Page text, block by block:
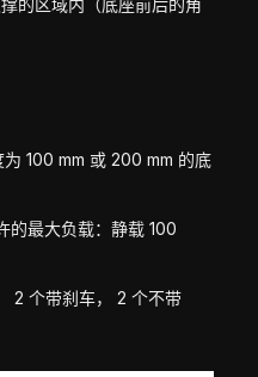
100 mm 或 200 mm 的底
的最大负载：静载 100
2 个带刹车， 2 个不带